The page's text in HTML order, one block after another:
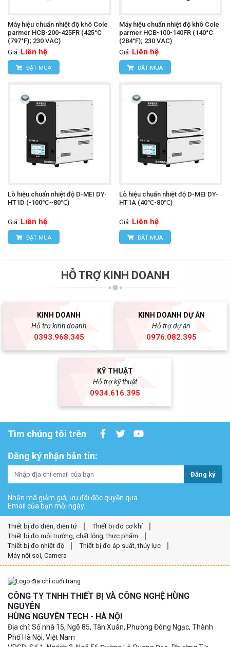
Máy hiệu chuẩn nhiệt độ khô Cole
parmer HCB-200-425FR (425°C
(797°F); 230 VAC)
Giá: Liên hệ
ĐẶT MUA
Máy hiệu chuẩn nhiệt độ khô Cole
parmer HCB-100-140FR (140°C
(284°F); 230 VAC)
Giá: Liên hệ
ĐẶT MUA
Lò hiệu chuẩn nhiệt độ D-MEI DY-
HT1D (-100℃~80℃)
Giá: Liên hệ
ĐẶT MUA
Lò hiệu chuẩn nhiệt độ D-MEI DY-
HT1A (40℃-80℃)
Giá: Liên hệ
ĐẶT MUA
HỖ TRỢ KINH DOANH
KINH DOANH
Hỗ trợ kinh doanh
0393.968.345
KINH DOANH DỰ ÁN
Hỗ trợ dự án
0976.082.395
KỸ THUẬT
Hỗ trợ kỹ thuật
0934.616.395
Tìm chúng tôi trên
Đăng ký nhận bản tin:
Đăng ký
Nhận mã giảm giá, ưu đãi độc quyền qua
Email của bạn mỗi ngày.
Thiết bị đo điện, điện tử
Thiết bị đo cơ khí
Thiết bị đo môi trường, chất lỏng, thực phẩm
Thiết bị đo nhiệt độ
Thiết bị đo áp suất, thủy lực
Máy nội soi, Camera
CÔNG TY TNHH THIẾT BỊ VÀ CÔNG NGHỆ HÙNG
NGUYÊN
HÙNG NGUYÊN TECH - HÀ NỘI
Địa chỉ: Số nhà 15, Ngõ 85, Tân Xuân, Phường Đông Ngạc, Thành
Phố Hà Nội, Việt Nam